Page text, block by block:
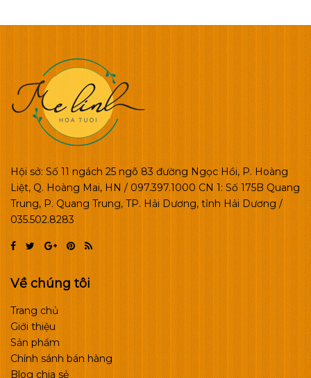
Hội sở: Số 11 ngách 25 ngõ 83 đường Ngọc Hồi, P. Hoàng
Liệt, Q. Hoàng Mai, HN / 097.397.1000 CN 1: Số 175B Quang
Trung, P. Quang Trung, TP. Hải Dương, tỉnh Hải Dương /
035.502.8283
Về chúng tôi
Trang chủ
Giới thiệu
Sản phẩm
Chính sánh bán hàng
Blog chia sẻ